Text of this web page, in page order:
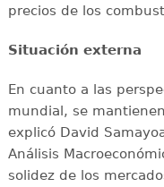
precios de los
Situación externa
En cuanto a las
mundial, se
explicó David
Análisis
solidez de los